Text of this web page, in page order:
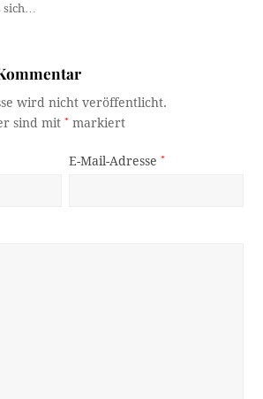
wird nicht veröffentlicht.
sind mit* markiert
E-Mail-Adresse*